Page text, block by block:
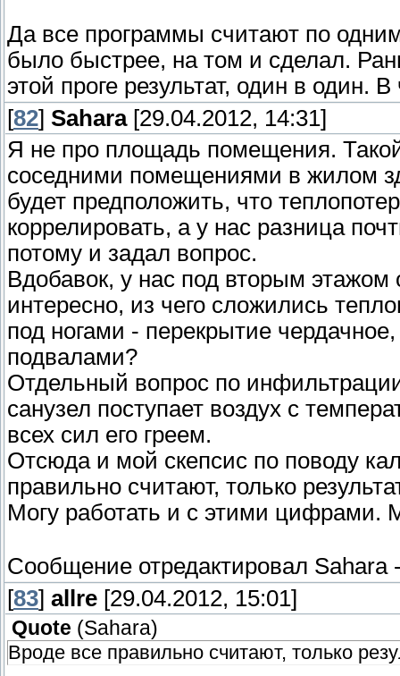
Да все программы считают по
было быстрее, на том и сделал.
этой проге результат, один в один.
[82] Sahara[29.04.2012, 14:31]
Я не про площадь помещения.
соседними помещениями в жилом
будет предположить, что
коррелировать, а у нас разница
потому и задал вопрос.
Вдобавок, у нас под вторым
интересно, из чего сложились
под ногами - перекрытие
подвалами?
Отдельный вопрос по
санузел поступает воздух с
всех сил его греем.
Отсюда и мой скепсис по поводу
правильно считают, только
Могу работать и с этими цифрами.
Сообщение отредактировал Sahara
[83] allre [29.04.2012, 15:01]
Quote (Sahara)
Вроде все правильно считают, только